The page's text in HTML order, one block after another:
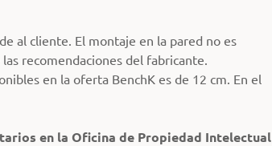
al cliente. El montaje en la pared no es
recomendaciones del fabricante.
en la oferta BenchK es de 12 cm. En el
en la Oficina de Propiedad Intelectual